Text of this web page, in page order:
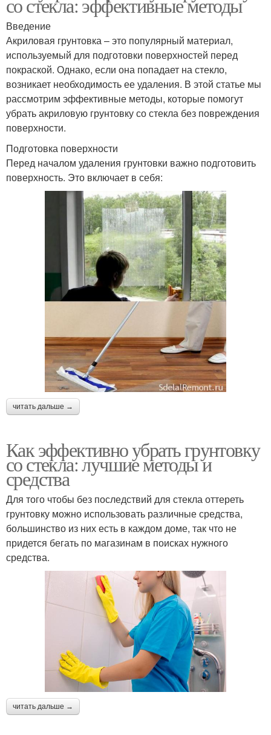
со стекла: эффективные методы
Введение
Акриловая грунтовка – это популярный материал,
используемый для подготовки поверхностей перед
покраской. Однако, если она попадает на стекло,
возникает необходимость ее удаления. В этой статье мы
рассмотрим эффективные методы, которые помогут
убрать акриловую грунтовку со стекла без повреждения
поверхности.
Подготовка поверхности
Перед началом удаления грунтовки важно подготовить
поверхность. Это включает в себя:
читать дальше →
Как эффективно убрать грунтовку
со стекла: лучшие методы и
средства
Для того чтобы без последствий для стекла оттереть
грунтовку можно использовать различные средства,
большинство из них есть в каждом доме, так что не
придется бегать по магазинам в поисках нужного
средства.
читать дальше →